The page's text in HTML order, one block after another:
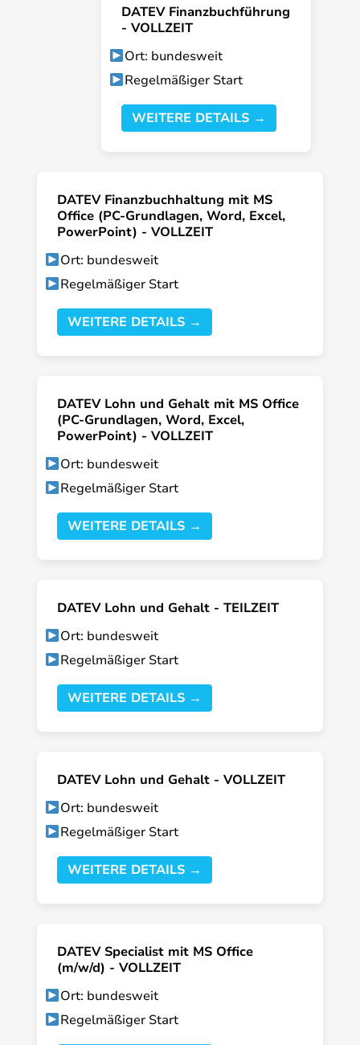
DATEV Finanzbuchführung
- VOLLZEIT
Ort: bundesweit
Regelmäßiger Start
WEITERE DETAILS →
DATEV Finanzbuchhaltung mit MS
Office (PC-Grundlagen, Word, Excel,
PowerPoint) - VOLLZEIT
Ort: bundesweit
Regelmäßiger Start
WEITERE DETAILS →
DATEV Lohn und Gehalt mit MS Office
(PC-Grundlagen, Word, Excel,
PowerPoint) - VOLLZEIT
Ort: bundesweit
Regelmäßiger Start
WEITERE DETAILS →
DATEV Lohn und Gehalt - TEILZEIT
Ort: bundesweit
Regelmäßiger Start
WEITERE DETAILS →
DATEV Lohn und Gehalt - VOLLZEIT
Ort: bundesweit
Regelmäßiger Start
WEITERE DETAILS →
DATEV Specialist mit MS Office
(m/w/d) - VOLLZEIT
Ort: bundesweit
Regelmäßiger Start